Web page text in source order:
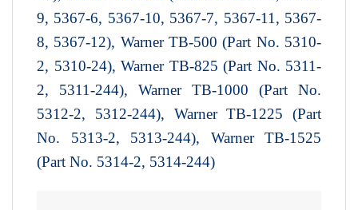
9, 5367-6, 5367-10, 5367-7, 5367-11, 5367-
8, 5367-12), Warner TB-500 (Part No. 5310-
2, 5310-24), Warner TB-825 (Part No. 5311-
2, 5311-244), Warner TB-1000 (Part No.
5312-2, 5312-244), Warner TB-1225 (Part
No. 5313-2, 5313-244), Warner TB-1525
(Part No. 5314-2, 5314-244)